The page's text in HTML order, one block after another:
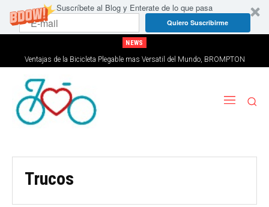
Suscríbete al Blog y Enterate de lo que pasa
Quiero Suscribirme
NEWS
Ventajas de la Bicicleta Plegable mas Versatil del Mundo, BROMPTON
Trucos